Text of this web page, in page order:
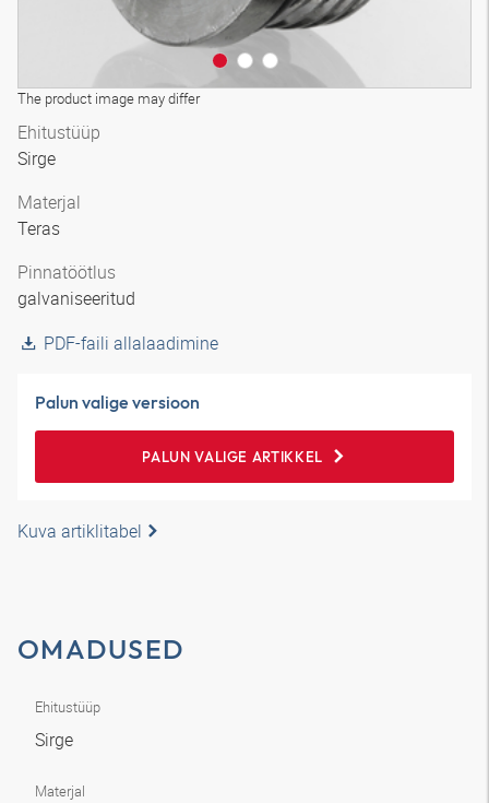
The product image may differ
Ehitustüüp
Sirge
Materjal
Teras
Pinnatöötlus
galvaniseeritud
PDF-faili allalaadimine
Palun valige versioon
PALUN VALIGE ARTIKKEL
Kuva artiklitabel
OMADUSED
Ehitustüüp
Sirge
Materjal